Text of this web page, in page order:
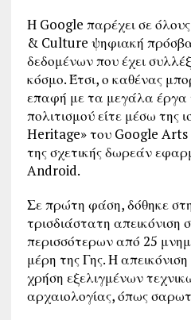
Η Google παρέχει σε
& Culture ψηφιακή
δεδομένων που έχει
κόσμο. Έτσι, ο καθένας
επαφή με τα μεγάλα έργα
πολιτισμού είτε μέσω της
Heritage» του Google
της σχετικής δωρεάν
Android.
Σε πρώτη φάση, δόθηκε
τρισδιάστατη
περισσότερων από 25
μέρη της Γης. Η
χρήση εξελιγμένων
αρχαιολογίας, όπως